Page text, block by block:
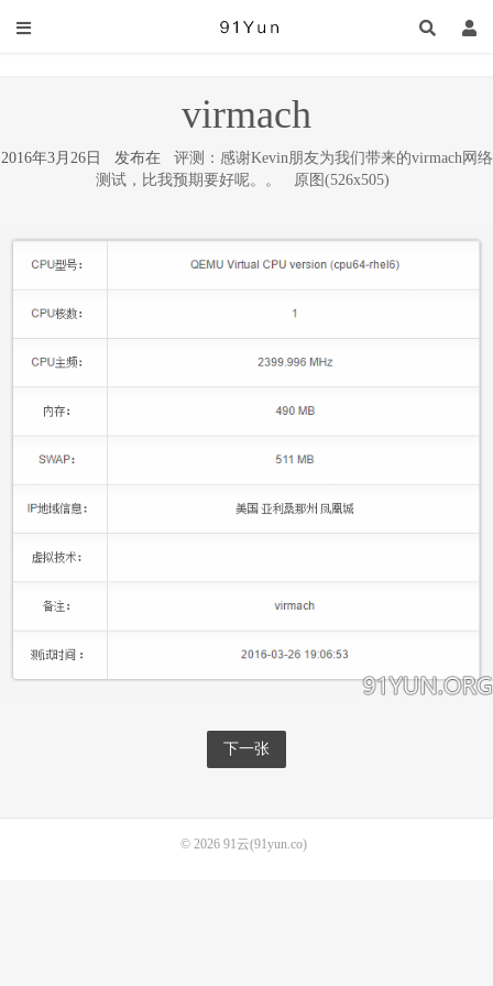
virmach
2016年3月26日 发布在 评测：感谢Kevin朋友为我们带来的virmach网络
测试，比我预期要好呢。。
原图(526x505)
下一张
© 2026 91云(91yun.co)